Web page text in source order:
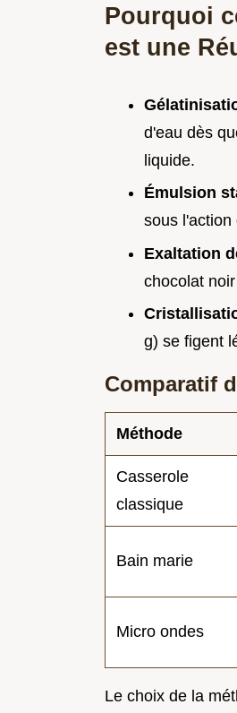
Pourquoi
est une
d'eau dès
liquide.
Émulsion
sous l'action
Exaltation
chocolat
g) se figent
Comparatif
Méthode
Casserole
classique
Bain marie
Micro ondes
Le choix de la